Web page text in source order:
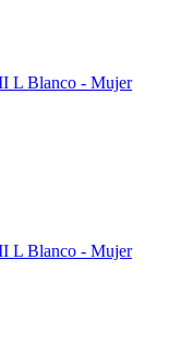
L Blanco - Mujer
L Blanco - Mujer